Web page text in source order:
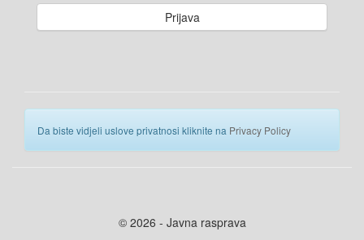
Prijava
Da biste vidjeli uslove privatnosi kliknite na Privacy Policy
© 2026 - Javna rasprava